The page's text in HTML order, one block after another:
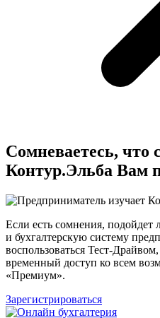
Сомневаетесь, что
Контур.Эльба Вам
Если есть сомнения,
и бухгалтерскую систему
воспользоваться Тест-
временный доступ ко всем
«Премиум».
Зарегистрироваться